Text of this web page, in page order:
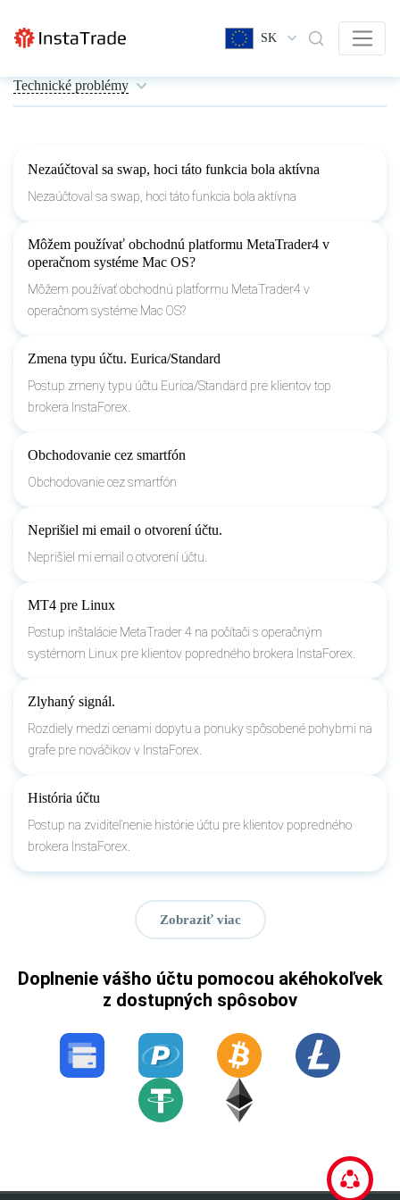
SK
Technické problémy
Nezaúčtoval sa swap, hoci táto funkcia bola aktívna
Nezaúčtoval sa swap, hoci táto funkcia bola aktívna
Môžem používať obchodnú platformu MetaTrader4 v
operačnom systéme Mac OS?
Môžem používať obchodnú platformu MetaTrader4 v
operačnom systéme Mac OS?
Zmena typu účtu. Eurica/Standard
Postup zmeny typu účtu Eurica/Standard pre klientov top
brokera InstaForex.
Obchodovanie cez smartfón
Obchodovanie cez smartfón
Neprišiel mi email o otvorení účtu.
Neprišiel mi email o otvorení účtu.
MT4 pre Linux
Postup inštalácie MetaTrader 4 na počítači s operačným
systémom Linux pre klientov popredného brokera InstaForex.
Zlyhaný signál.
Rozdiely medzi cenami dopytu a ponuky spôsobené pohybmi na
grafe pre nováčikov v InstaForex.
História účtu
Postup na zviditeľnenie histórie účtu pre klientov popredného
brokera InstaForex.
Zobraziť viac
Doplnenie vášho účtu pomocou akéhokoľvek
z dostupných spôsobov